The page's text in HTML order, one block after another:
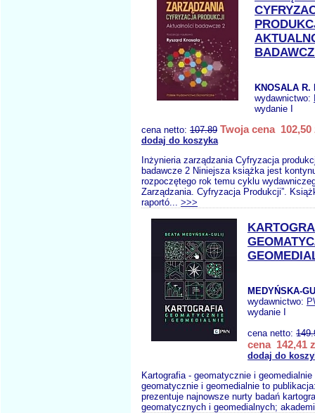
KNOSALA R.
wydawnictwo:
wydanie I
cena netto: 107.89 Twoja cena 102,50
dodaj do koszyka
Inżynieria zarządzania Cyfryzacja
badawcze 2 Niniejsza książka jest
rozpoczętego rok temu cyklu
Zarządzania. Cyfryzacja Produkcji”.
raportó... >>>
MEDYŃSKA-
wydawnictwo:
wydanie I
cena netto:
cena 142,41
dodaj do
Kartografia - geomatycznie i geomedialnie
geomatycznie i geomedialnie to
prezentuje najnowsze nurty badań
geomatycznych i geomedialnych;